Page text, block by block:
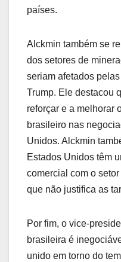
países.
Alckmin também se
dos setores de
seriam afetados
Trump. Ele destacou
reforçar e a melhorar
brasileiro nas
Unidos. Alckmin
Estados Unidos têm
comercial com o
que não justifica as
Por fim, o vice-
brasileira é
unido em torno do